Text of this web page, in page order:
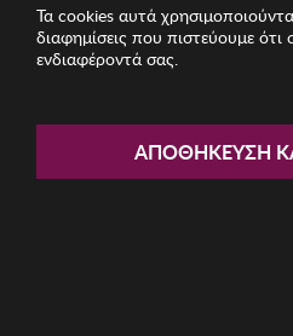
Γυναικείο
Τα cookies αυτά
διαφημίσεις που πιστεύουμε ότι
ενδιαφέροντά σας.
ΑΠΟΘΉΚΕΥΣΗ